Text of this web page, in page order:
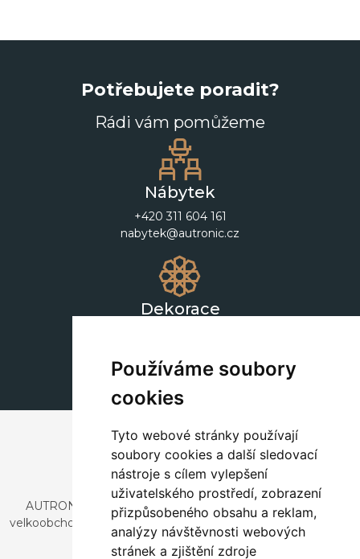
Používáme soubory
cookies
Tyto webové stránky používají
soubory cookies a další sledovací
nástroje s cílem vylepšení
uživatelského prostředí, zobrazení
přizpůsobeného obsahu a reklam,
analýzy návštěvnosti webových
stránek a zjištění zdroje
Potřebujete poradit?
Rádi vám pomůžeme
Nábytek
+420 311 604 161
nabytek@autronic.cz
Dekorace
AUTRONIC, s.r.o. je společnost zabývající se dovozem a
velkoobchodním prodejem designového i stylového nábytku
a dekorací.